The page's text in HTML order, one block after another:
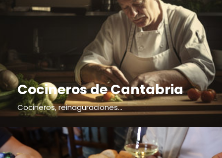
Cocineros de Cantabria
Cocineros, reinaguraciones...